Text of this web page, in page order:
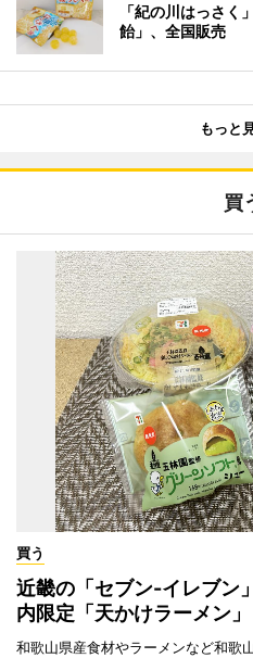
「紀の川はっさく
飴」、全国販売
もっと
買
買う
近畿の「セブン-イレブ
内限定「天かけラーメン」
和歌山県産食材やラーメンなど和歌